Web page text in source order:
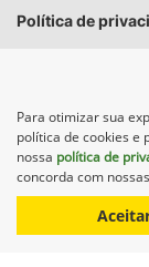
Política de
Para otimizar sua
política de cookies e
nossa política de
concorda com